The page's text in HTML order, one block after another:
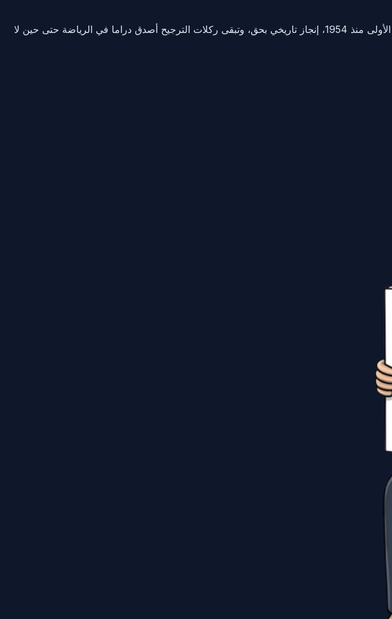
التصدّي الحاسم من غريغور كوبيل وأعصاب سويسرا الباردة كالجليد قادتها إلى ربع نهائي كأس العالم للمرة الأولى منذ 1954، إنجاز تاريخي بحق، وتبقى ركلات الترجيح أصدق دراما في الرياضة حتى حين لا